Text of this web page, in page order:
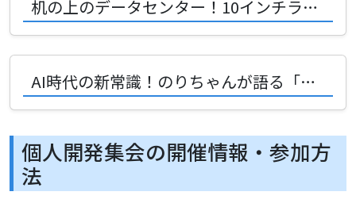
机の上のデータセンター！10インチラックと3Dプリンタで広がるDIYの無限の楽しさ
AI時代の新常識！のりちゃんが語る「作らずに書く」注文駆動開発の衝撃
個人開発集会の開催情報・参加方
法